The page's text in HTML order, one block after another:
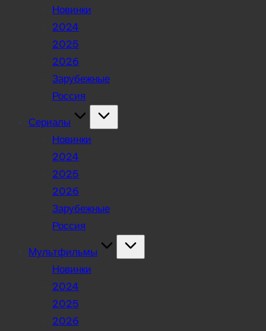
Новинки
2024
2025
2026
Зарубежные
Россия
Сериалы
Новинки
2024
2025
2026
Зарубежные
Россия
Мультфильмы
Новинки
2024
2025
2026